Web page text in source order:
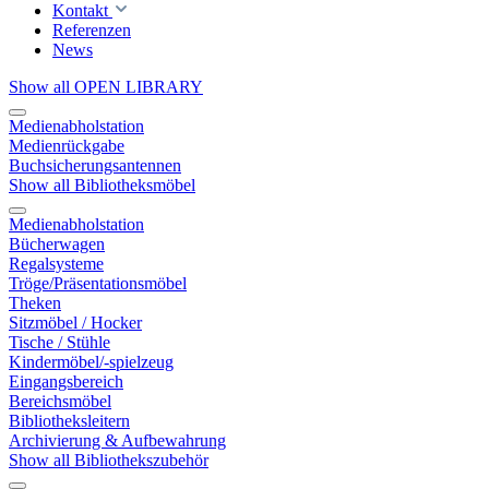
Kontakt
Referenzen
News
Show all OPEN LIBRARY
Medienabholstation
Medienrückgabe
Buchsicherungsantennen
Show all Bibliotheksmöbel
Medienabholstation
Bücherwagen
Regalsysteme
Tröge/Präsentationsmöbel
Theken
Sitzmöbel / Hocker
Tische / Stühle
Kindermöbel/-spielzeug
Eingangsbereich
Bereichsmöbel
Bibliotheksleitern
Archivierung & Aufbewahrung
Show all Bibliothekszubehör